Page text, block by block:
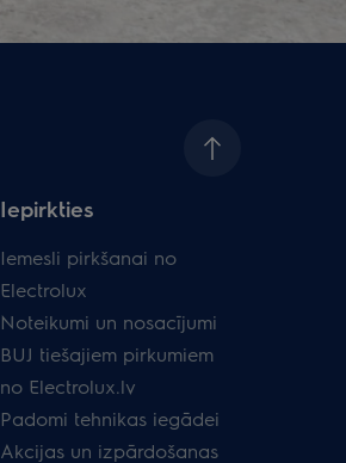
Iepirkties
Iemesli pirkšanai no
Electrolux
Noteikumi un nosacījumi
BUJ tiešajiem pirkumiem
no Electrolux.lv
Padomi tehnikas iegādei
Akcijas un izpārdošanas